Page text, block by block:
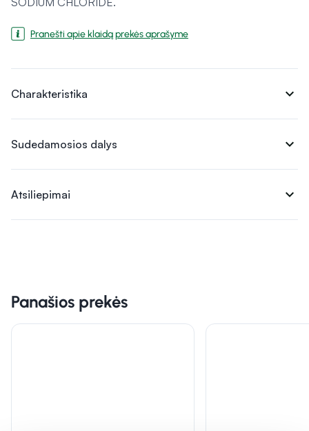
Pranešti apie klaidą prekės aprašyme
Charakteristika expand_more
Sudedamosios dalys expand_more
Atsiliepimai expand_more
Panašios prekės